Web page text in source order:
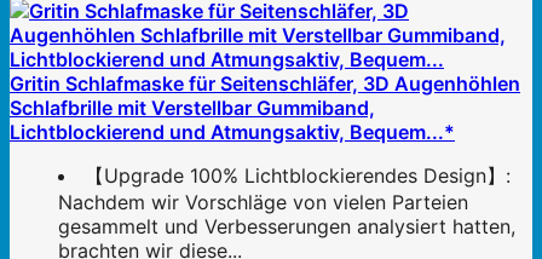
Gritin Schlafmaske für Seitenschläfer, 3D Augenhöhlen
Schlafbrille mit Verstellbar Gummiband,
Lichtblockierend und Atmungsaktiv, Bequem...*
【Upgrade 100% Lichtblockierendes Design】:
Nachdem wir Vorschläge von vielen Parteien
gesammelt und Verbesserungen analysiert hatten,
brachten wir diese...